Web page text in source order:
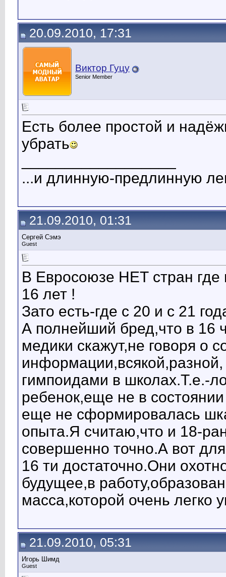
20.09.2010, 17:31
Виктор Гуцу
Senior Member
Есть более простой и
убрать
...и длинную-предлинную
21.09.2010, 01:31
Сергей Сэмэ
Guest
В Евросоюзе НЕТ стран
16 лет !
Зато есть-где с 20 и с 21
А полнейший бред,что в 16
медики скажут,не говоря о
гимпоидами в школах.Т.е.-
ребенок,еще не в
еще не сформировалась
опыта.Я считаю,что и 18-
совершенно точно.А вот
16 ти достаточно.Они
будущее,в
масса,которой очень легко
21.09.2010, 05:31
Игорь Шимд
Guest